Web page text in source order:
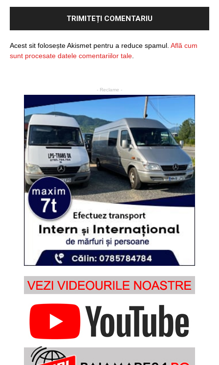
Acest sit folosește Akismet pentru a reduce spamul. Află cum
sunt procesate datele comentariilor tale.
- Reclame -